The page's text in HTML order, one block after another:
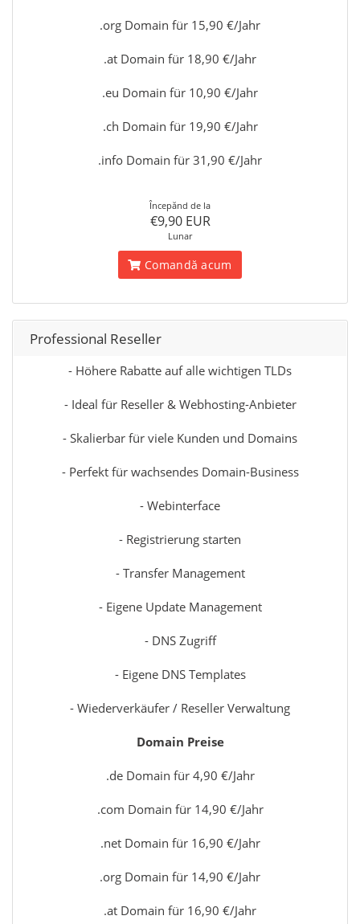
.org Domain für 15,90 €/Jahr
.at Domain für 18,90 €/Jahr
.eu Domain für 10,90 €/Jahr
.ch Domain für 19,90 €/Jahr
.info Domain für 31,90 €/Jahr
Începănd de la
€9,90 EUR
Lunar
Comandă acum
Professional Reseller
- Höhere Rabatte auf alle wichtigen TLDs
- Ideal für Reseller & Webhosting-Anbieter
- Skalierbar für viele Kunden und Domains
- Perfekt für wachsendes Domain-Business
- Webinterface
- Registrierung starten
- Transfer Management
- Eigene Update Management
- DNS Zugriff
- Eigene DNS Templates
- Wiederverkäufer / Reseller Verwaltung
Domain Preise
.de Domain für 4,90 €/Jahr
.com Domain für 14,90 €/Jahr
.net Domain für 16,90 €/Jahr
.org Domain für 14,90 €/Jahr
.at Domain für 16,90 €/Jahr